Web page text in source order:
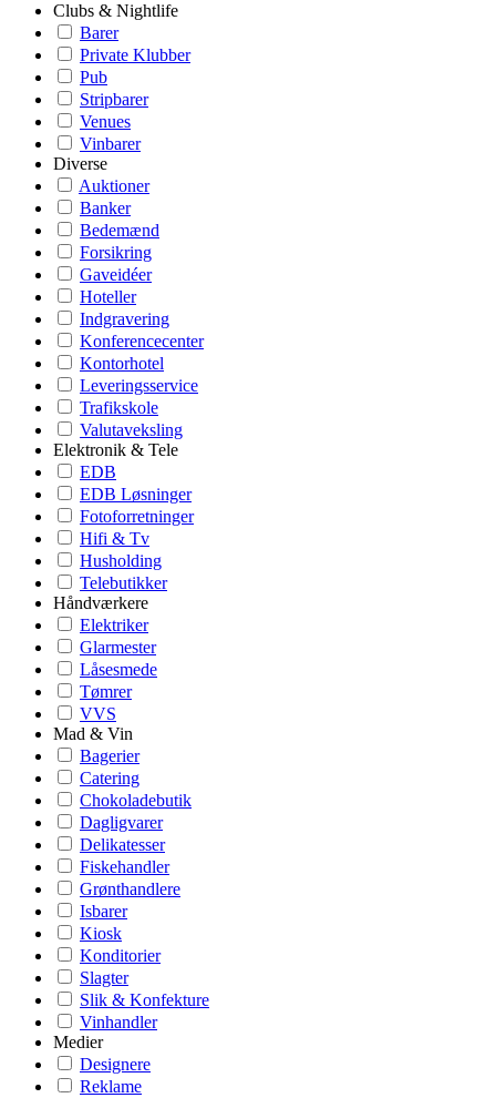
Clubs & Nightlife
Barer
Private Klubber
Pub
Stripbarer
Venues
Vinbarer
Diverse
Auktioner
Banker
Bedemænd
Forsikring
Gaveidéer
Hoteller
Indgravering
Konferencecenter
Kontorhotel
Leveringsservice
Trafikskole
Valutaveksling
Elektronik & Tele
EDB
EDB Løsninger
Fotoforretninger
Hifi & Tv
Husholding
Telebutikker
Håndværkere
Elektriker
Glarmester
Låsesmede
Tømrer
VVS
Mad & Vin
Bagerier
Catering
Chokoladebutik
Dagligvarer
Delikatesser
Fiskehandler
Grønthandlere
Isbarer
Kiosk
Konditorier
Slagter
Slik & Konfekture
Vinhandler
Medier
Designere
Reklame